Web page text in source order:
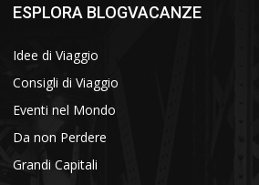
ESPLORA BLOGVACANZE
Idee di Viaggio
Consigli di Viaggio
Eventi nel Mondo
Da non Perdere
Grandi Capitali